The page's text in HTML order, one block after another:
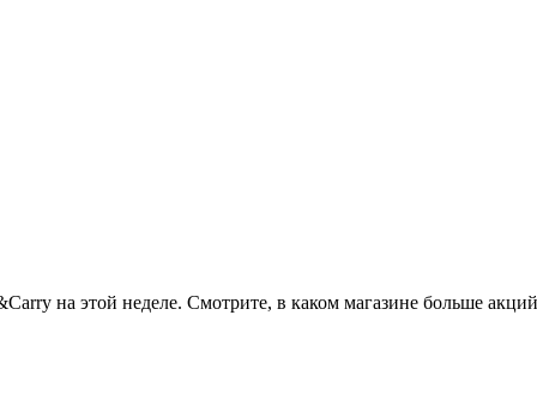
на этой неделе. Смотрите, в каком магазине больше